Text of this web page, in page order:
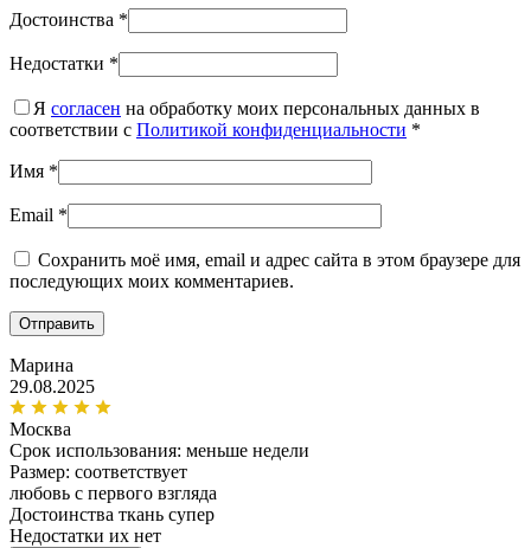
Достоинства *
Недостатки *
Я согласен на обработку моих персональных данных в
соответствии с Политикой конфиденциальности *
Имя *
Email *
Сохранить моё имя, email и адрес сайта в этом браузере для
последующих моих комментариев.
Марина
29.08.2025
Москва
Срок использования: меньше недели
Размер: соответствует
любовь с первого взгляда
Достоинства ткань супер
Недостатки их нет